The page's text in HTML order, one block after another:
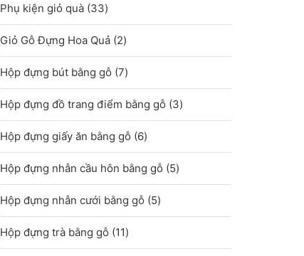
sản
phẩm
Phụ kiện giỏ quà 3333
sản
phẩm
Giỏ Gỗ Đựng Hoa Quả 22
sản
phẩm
Hộp đựng bút bằng gỗ 77
sản
phẩm
Hộp đựng đồ trang điểm bằng gỗ 33
sản
Hộp đựng giấy ăn bằng gỗ 66
sản
phẩm
Hộp đựng nhẫn cầu hôn bằng gỗ 55
sản
Hộp đựng nhẫn cưới bằng gỗ 55
sản
Hộp đựng trà bằng gỗ 1111
sản